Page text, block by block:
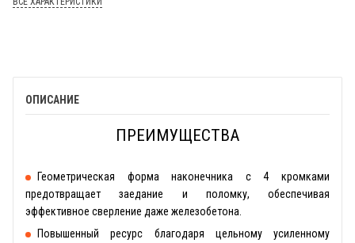
ОПИСАНИЕ
ПРЕИМУЩЕСТВА
Геометрическая форма наконечника с 4 кромками
предотвращает заедание и поломку, обеспечивая
эффективное сверление даже железобетона.
Повышенный ресурс благодаря цельному усиленному